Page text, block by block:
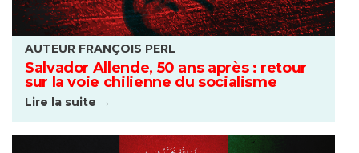
AUTEUR FRANÇOIS PERL
Salvador Allende, 50 ans après : retour
sur la voie chilienne du socialisme
Lire la suite →